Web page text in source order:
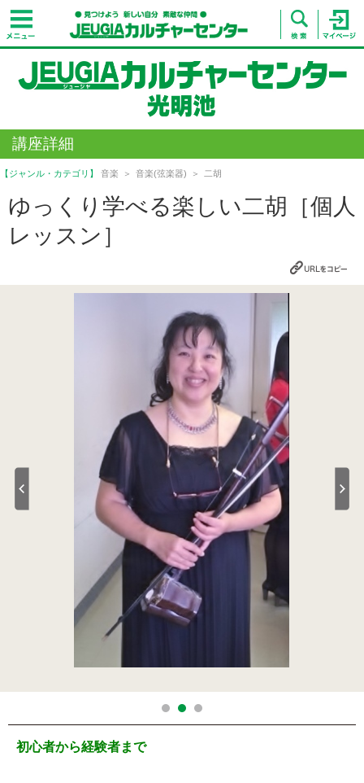
講座詳細
【ジャンル・カテゴリ】 音楽 音楽(弦楽器) 二胡
ゆっくり学べる楽しい二胡［個人
レッスン］
初心者から経験者まで